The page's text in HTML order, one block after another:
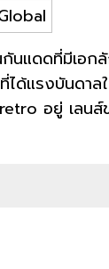
นแดดที่มีเอ
แรงบันดาล
อยู่ เลน